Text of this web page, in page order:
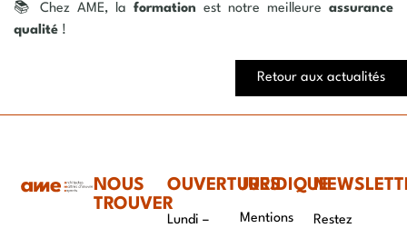
📚 Chez AME, la formation est notre meilleure assurance
qualité !
Retour aux actualités
NOUS
TROUVER
OUVERTURES
Lundi –
JURIDIQUE
Mentions
Restez